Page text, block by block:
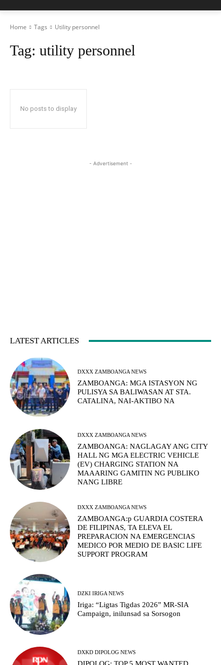
Home Tags Utility personnel
Tag: utility personnel
No posts to display
- Advertisement -
LATEST ARTICLES
DXXX ZAMBOANGA NEWS
ZAMBOANGA: MGA ISTASYON NG
PULISYA SA BALIWASAN AT STA.
CATALINA, NAI-AKTIBO NA
DXXX ZAMBOANGA NEWS
ZAMBOANGA: NAGLAGAY ANG CITY
HALL NG MGA ELECTRIC VEHICLE
(EV) CHARGING STATION NA
MAAARING GAMITIN NG PUBLIKO
NANG LIBRE
DXXX ZAMBOANGA NEWS
ZAMBOANGA:p GUARDIA COSTERA
DE FILIPINAS, TA ELEVA EL
PREPARACION NA EMERGENCIAS
MEDICO POR MEDIO DE BASIC LIFE
SUPPORT PROGRAM
DZKI IRIGA NEWS
Iriga: “Ligtas Tigdas 2026” MR-SIA
Campaign, inilunsad sa Sorsogon
DXKD DIPOLOG NEWS